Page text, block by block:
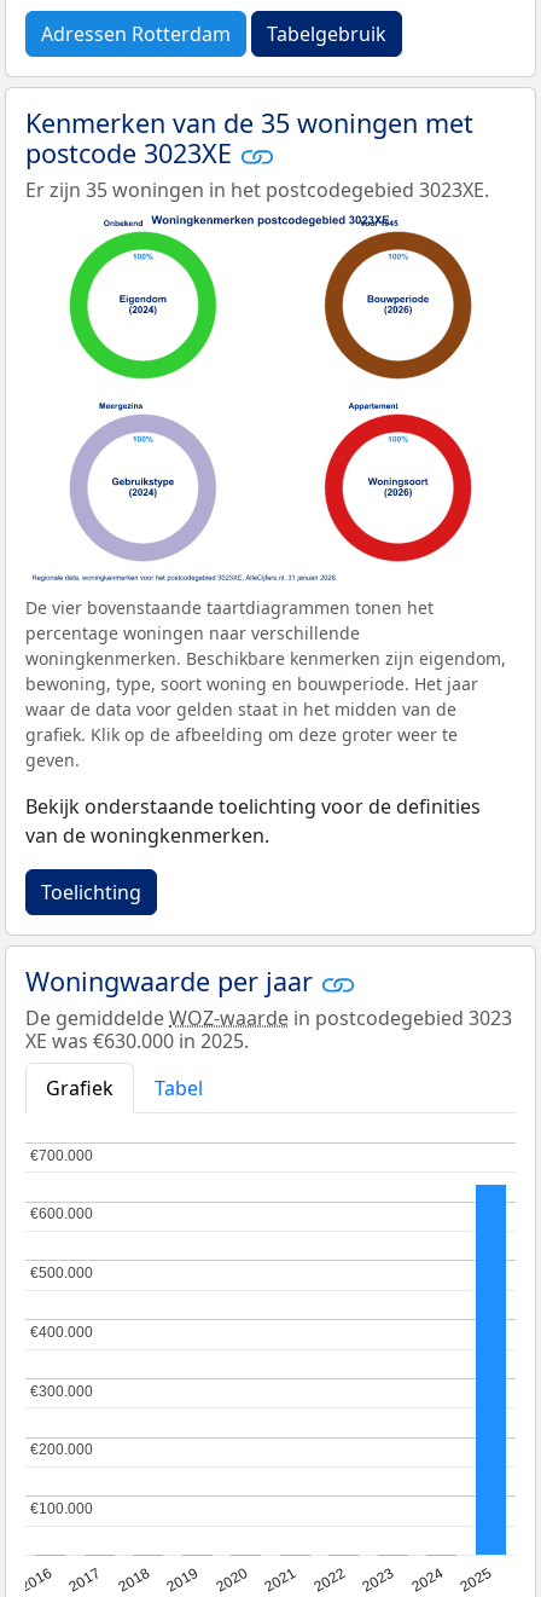
Adressen Rotterdam Tabelgebruik
Kenmerken van de 35 woningen met
postcode 3023XE
Er zijn 35 woningen in het postcodegebied 3023XE.
De vier bovenstaande taartdiagrammen tonen het
percentage woningen naar verschillende
woningkenmerken. Beschikbare kenmerken zijn eigendom,
bewoning, type, soort woning en bouwperiode. Het jaar
waar de data voor gelden staat in het midden van de
grafiek. Klik op de afbeelding om deze groter weer te
geven.
Bekijk onderstaande toelichting voor de definities
van de woningkenmerken.
Toelichting
Woningwaarde per jaar
De gemiddeldeWOZ-waarde in postcodegebied 3023
XE was €630.000 in 2025.
Grafiek
Tabel
2016 2017 2018 2019 2020 2021 2022 2023 2024 2025
€100.000
€100.000
€200.000
€200.000
€300.000
€300.000
€400.000
€400.000
€500.000
€500.000
€600.000
€600.000
€700.000
€700.000